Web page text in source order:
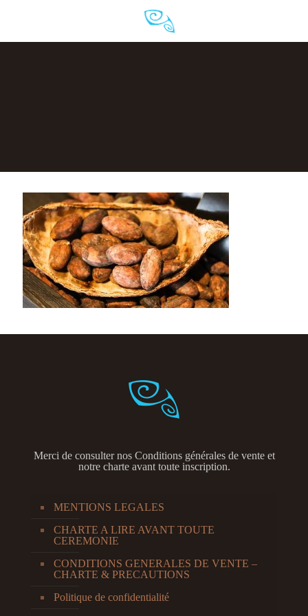
Merci de consulter nos Conditions générales de vente et
notre charte avant toute inscription.
MENTIONS LEGALES
CHARTE A LIRE AVANT TOUTE
CEREMONIE
CONDITIONS GENERALES DE VENTE –
CHARTE & PRECAUTIONS
Politique de confidentialité